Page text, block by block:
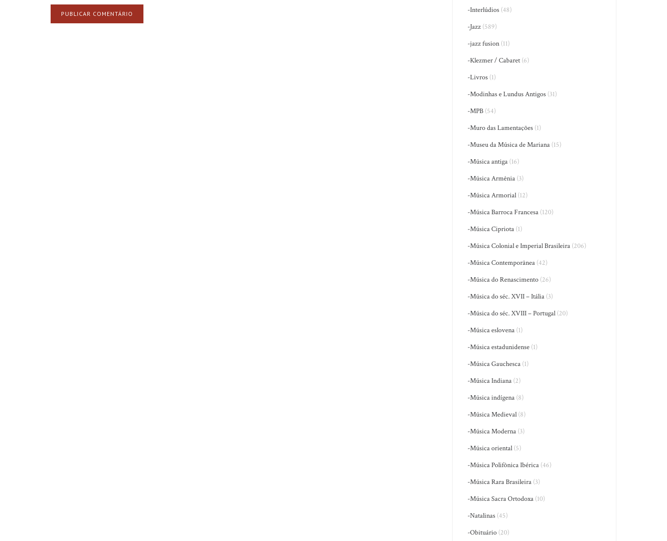
-Interlúdios (48)
-Jazz (589)
-jazz fusion (11)
-Klezmer / Cabaret (6)
-Livros (1)
-Modinhas e Lundus Antigos (31)
-MPB (54)
-Muro das Lamentações (1)
-Museu da Música de Mariana (15)
-Música antiga (16)
-Música Armênia (3)
-Música Armorial (12)
-Música Barroca Francesa (120)
-Música Cipriota (1)
-Música Colonial e Imperial Brasileira (206)
-Música Contemporânea (42)
-Música do Renascimento (26)
-Música do séc. XVII – Itália (3)
-Música do séc. XVIII – Portugal (20)
-Música eslovena (1)
-Música estadunidense (1)
-Música Gauchesca (1)
-Música Indiana (2)
-Música indígena (8)
-Música Medieval (8)
-Música Moderna (3)
-Música oriental (5)
-Música Polifônica Ibérica (46)
-Música Rara Brasileira (3)
-Música Sacra Ortodoxa (10)
-Natalinas (45)
-Obituário (20)